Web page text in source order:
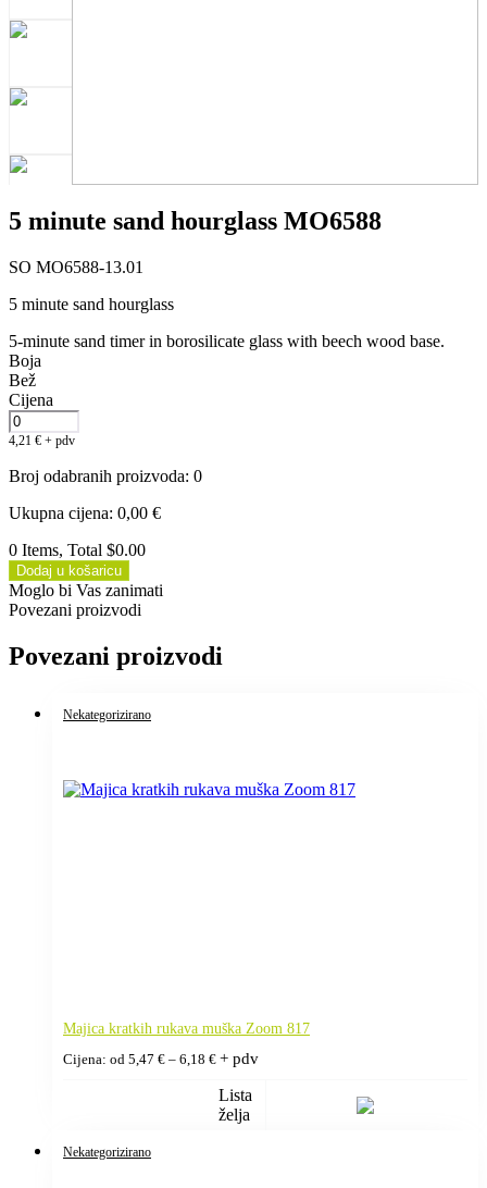
5 minute sand hourglass MO6588
SO MO6588-13.01
5 minute sand hourglass
5-minute sand timer in borosilicate glass with beech wood base.
Boja
Bež
Cijena
4,21 € + pdv
Broj odabranih proizvoda: 0
Ukupna cijena: 0,00 €
0 Items, Total $0.00
Dodaj u košaricu
Moglo bi Vas zanimati
Povezani proizvodi
Povezani proizvodi
Nekategorizirano
Majica kratkih rukava muška Zoom 817
Cijena: od 5,47 € – 6,18 €Raspon
cijena:
od
5,47 €
do
+ pdv
Lista
želja
Nekategorizirano